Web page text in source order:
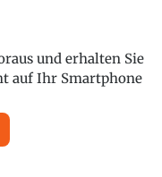
und erhalten Sie
auf Ihr Smartphone